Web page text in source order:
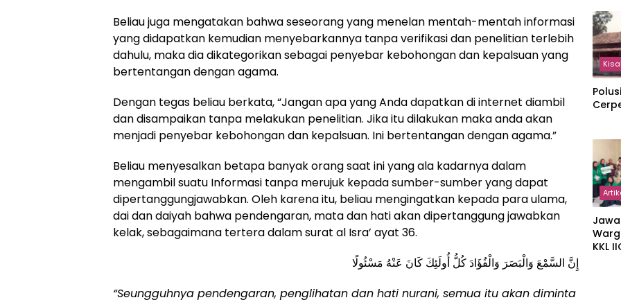
Beliau juga mengatakan bahwa seseorang yang menelan mentah-mentah informasi
yang didapatkan kemudian menyebarkannya tanpa verifikasi dan penelitian terlebih
dahulu, maka dia dikategorikan sebagai penyebar kebohongan dan kepalsuan yang
bertentangan dengan agama.
Dengan tegas beliau berkata, “Jangan apa yang Anda dapatkan di internet diambil
dan disampaikan tanpa melakukan penelitian. Jika itu dilakukan maka anda akan
menjadi penyebar kebohongan dan kepalsuan. Ini bertentangan dengan agama.”
Beliau menyesalkan betapa banyak orang saat ini yang ala kadarnya dalam
mengambil suatu Informasi tanpa merujuk kepada sumber-sumber yang dapat
dipertanggungjawabkan. Oleh karena itu, beliau mengingatkan kepada para ulama,
dai dan daiyah bahwa pendengaran, mata dan hati akan dipertanggung jawabkan
kelak, sebagaimana tertera dalam surat al Isra’ ayat 36.
إِنَّ السَّمْعَ وَالْبَصَرَ وَالْفُؤَادَ كُلُّ أُولَئِكَ كَانَ عَنْهُ مَسْئُولًا
“Seungguhnya pendengaran, penglihatan dan hati nurani, semua itu akan diminta
KKL